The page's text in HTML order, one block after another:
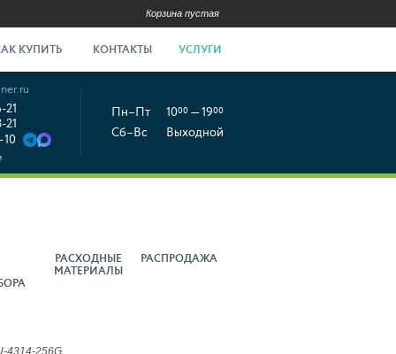
Корзина пустая
КУПИТЬ КОНТАКТЫ УСЛУГИ
21
21
10
Пн–Пт 1000 — 1900
Сб–Вс Выходной
РАСХОДНЫЕ
МАТЕРИАЛЫ
РАСПРОДАЖА
4314-256G